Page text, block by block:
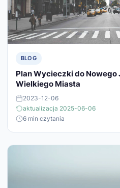
BLOG
Plan Wycieczki do
Wielkiego Miasta
2023-12-06
aktualizacja 2025-06-06
6 min czytania